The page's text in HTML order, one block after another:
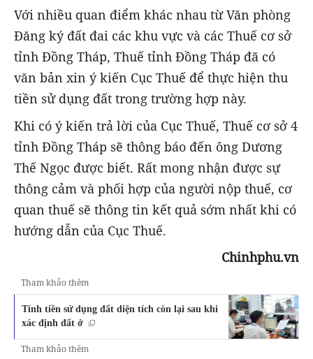
Với nhiều quan điểm khác nhau từ Văn phòng
Đăng ký đất đai các khu vực và các Thuế cơ sở
tỉnh Đồng Tháp, Thuế tỉnh Đồng Tháp đã có
văn bản xin ý kiến Cục Thuế để thực hiện thu
tiền sử dụng đất trong trường hợp này.
Khi có ý kiến trả lời của Cục Thuế, Thuế cơ sở 4
tỉnh Đồng Tháp sẽ thông báo đến ông Dương
Thế Ngọc được biết. Rất mong nhận được sự
thông cảm và phối hợp của người nộp thuế, cơ
quan thuế sẽ thông tin kết quả sớm nhất khi có
hướng dẫn của Cục Thuế.
Chinhphu.vn
Tham khảo thêm
Tính tiền sử dụng đất diện tích còn lại sau khi
xác định đất ở
Tham khảo thêm